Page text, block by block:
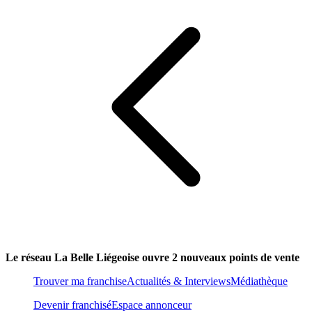
Le réseau La Belle Liégeoise ouvre 2 nouveaux points de vente
Trouver ma franchiseActualités & InterviewsMédiathèque
Devenir franchiséEspace annonceur